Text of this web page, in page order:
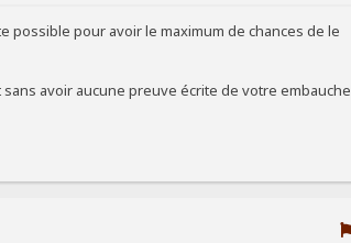
possible pour avoir le maximum de chances de le
avoir aucune preuve écrite de votre embauche